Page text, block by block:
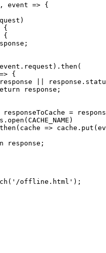
, event => {
{
{
then (
{
response
response;
responseToCache =
open (CACHE_NAME )
then ( cache => cache. put
response;
( '/offline.html' );